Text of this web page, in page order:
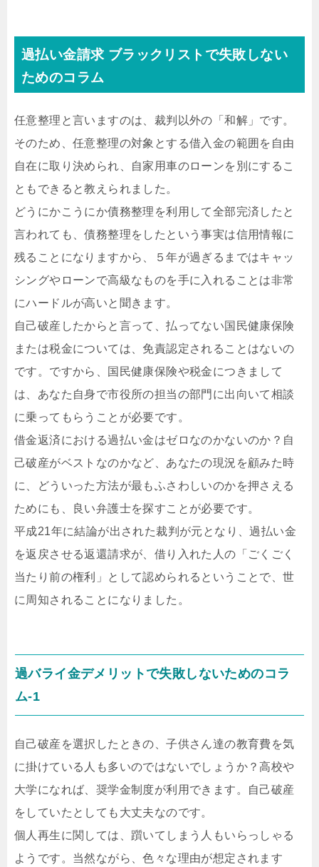
過払い金請求 ブラックリストで失敗しない
ためのコラム
任意整理と言いますのは、裁判以外の「和解」です。
そのため、任意整理の対象とする借入金の範囲を自由
自在に取り決められ、自家用車のローンを別にするこ
ともできると教えられました。
どうにかこうにか債務整理を利用して全部完済したと
言われても、債務整理をしたという事実は信用情報に
残ることになりますから、５年が過ぎるまではキャッ
シングやローンで高級なものを手に入れることは非常
にハードルが高いと聞きます。
自己破産したからと言って、払ってない国民健康保険
または税金については、免責認定されることはないの
です。ですから、国民健康保険や税金につきまして
は、あなた自身で市役所の担当の部門に出向いて相談
に乗ってもらうことが必要です。
借金返済における過払い金はゼロなのかないのか？自
己破産がベストなのかなど、あなたの現況を顧みた時
に、どういった方法が最もふさわしいのかを押さえる
ためにも、良い弁護士を探すことが必要です。
平成21年に結論が出された裁判が元となり、過払い金
を返戻させる返還請求が、借り入れた人の「ごくごく
当たり前の権利」として認められるということで、世
に周知されることになりました。
過バライ金デメリットで失敗しないためのコラ
ム-1
自己破産を選択したときの、子供さん達の教育費を気
に掛けている人も多いのではないでしょうか？高校や
大学になれば、奨学金制度が利用できます。自己破産
をしていたとしても大丈夫なのです。
個人再生に関しては、躓いてしまう人もいらっしゃる
ようです。当然ながら、色々な理由が想定されます